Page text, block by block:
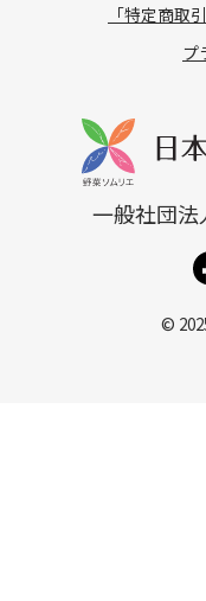
「特定商取
プ
一般社団
©